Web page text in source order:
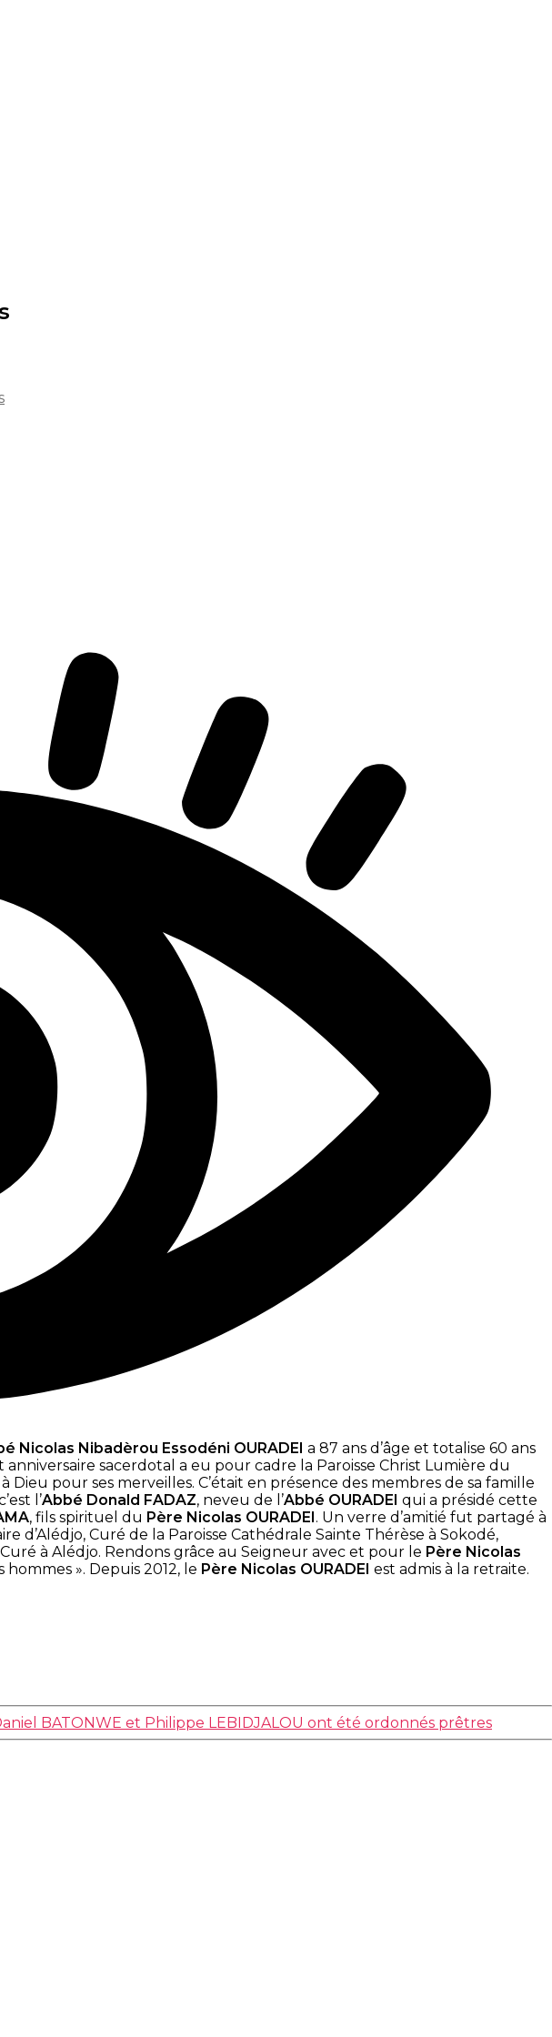
Nicolas Nibadèrou Essodéni OURADEI a 87 ans d’âge et totalise 60 ans
sacerdotal a eu pour cadre la Paroisse Christ Lumière du
pour ses merveilles. C’était en présence des membres de sa famille
l’Abbé Donald FADAZ, neveu de l’Abbé OURADEI qui a présidé cette
, fils spirituel du Père Nicolas OURADEI . Un verre d’amitié fut partagé à
d’Alédjo, Curé de la Paroisse Cathédrale Sainte Thérèse à Sokodé,
à Alédjo. Rendons grâce au Seigneur avec et pour le Père Nicolas
». Depuis 2012, le Père Nicolas OURADEI est admis à la retraite.
BATONWE et Philippe LEBIDJALOU ont été ordonnés prêtres